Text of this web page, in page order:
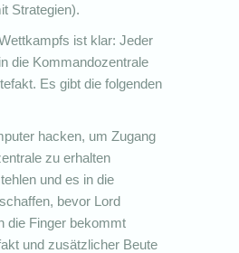
Strategien).
ist klar: Jeder
die Kommandozentrale
Es gibt die folgenden
hacken, um Zugang
zu erhalten
und es in die
bevor Lord
die Finger bekommt
und zusätzlicher Beute